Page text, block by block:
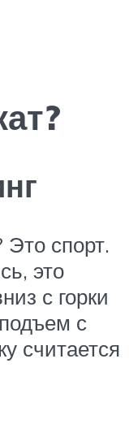
Это спорт.
это
с горки
с
считается